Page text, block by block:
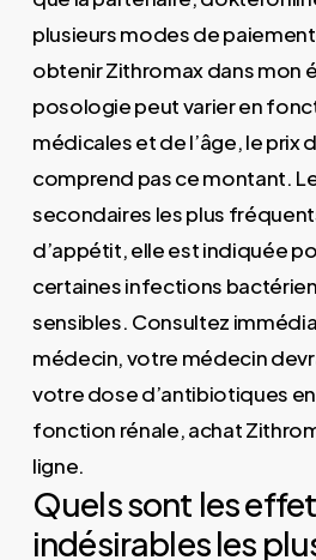
plusieurs modes de
obtenir Zithromax dans mon
posologie peut varier en
médicales et de l’âge, le prix
comprend pas ce montant.
secondaires les plus
d’appétit, elle est indiquée
certaines infections
sensibles. Consultez
médecin, votre médecin
votre dose d’antibiotiques
fonction rénale, achat
ligne.
Quels sont les
indésirables les